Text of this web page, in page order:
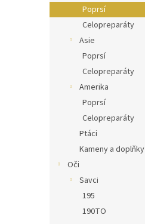
n
e
Poprsí
Celopreparáty
Asie
Poprsí
Celopreparáty
Amerika
Poprsí
Celopreparáty
Ptáci
Kameny a doplňky
Oči
Savci
195
190TO